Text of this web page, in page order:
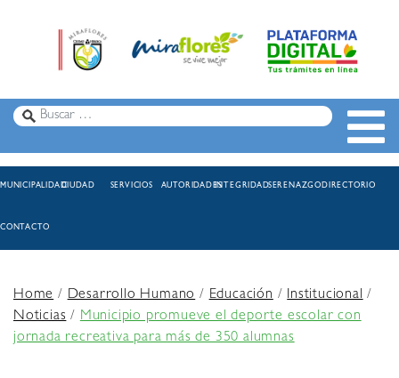
MUNICIPALIDADCIUDAD SERVICIOS AUTORIDADESINTEGRIDADSERENAZGODIRECTORIO
CONTACTO
Home/Desarrollo Humano/Educación/Institucional/
Noticias/Municipio promueve el deporte escolar con
jornada recreativa para más de 350 alumnas